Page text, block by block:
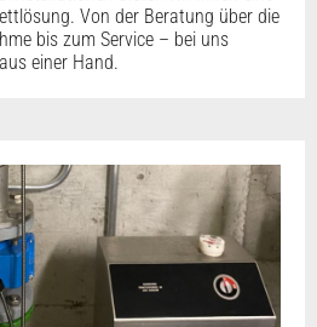
Von der Beratung über die
bis zum Service – bei uns
einer Hand.